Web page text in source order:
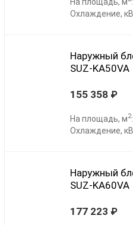
Охлаждение,
Наружный
SUZ-KA50VA
155 358
На площадь, м2
Охлаждение,
Наружный
SUZ-KA60VA
177 223